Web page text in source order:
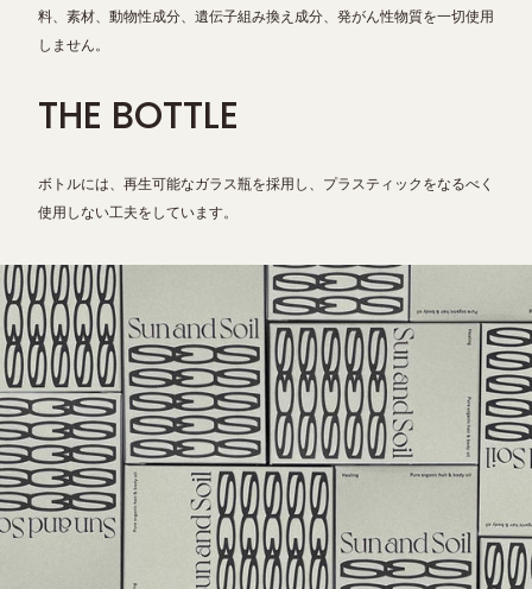
料、素材、動物性成分、遺伝子組み換え成分、発がん性物質を一切使用
しません。
THE BOTTLE
ボトルには、再生可能なガラス瓶を採用し、プラスティックをなるべく
使用しない工夫をしています。